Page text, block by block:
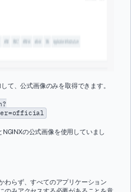
て、公式画像のみを取得できます。
の公式画像を使用していまし
わらず、すべてのアプリケーション